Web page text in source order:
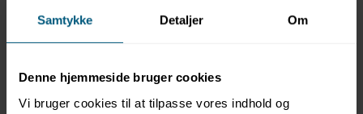
Samtykke Detaljer Om
Denne hjemmeside bruger cookies
Vi bruger cookies til at tilpasse vores indhold og